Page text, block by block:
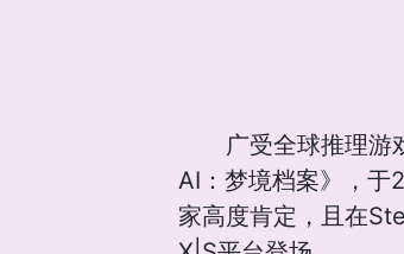
广受全球推理游
AI：梦境档案》，
家高度肯定，且在